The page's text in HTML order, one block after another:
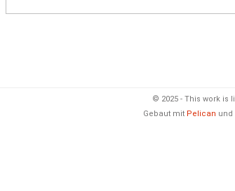
© 2025 - This work is
Gebaut mit Pelican und